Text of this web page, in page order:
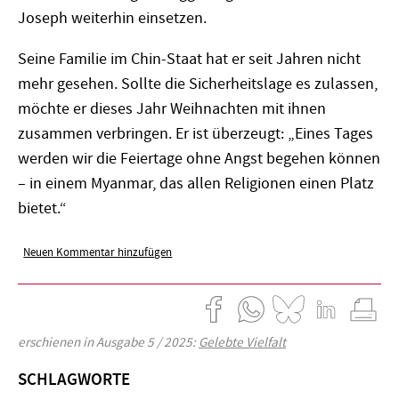
Joseph weiterhin einsetzen.
Seine Familie im Chin-Staat hat er seit Jahren nicht
mehr gesehen. Sollte die Sicherheitslage es zulassen,
möchte er dieses Jahr Weihnachten mit ihnen
zusammen verbringen. Er ist überzeugt: „Eines Tages
werden wir die Feiertage ohne Angst begehen können
– in einem Myanmar, das allen Religionen einen Platz
bietet.“
Neuen Kommentar hinzufügen
erschienen in Ausgabe 5 / 2025: Gelebte Vielfalt
SCHLAGWORTE